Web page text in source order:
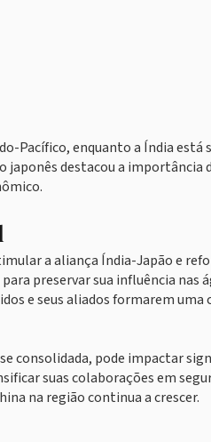
Pacífico, enquanto a Índia está
destacou a importância
a aliança Índia-Japão e
preservar sua influência nas
e seus aliados formarem uma
consolidada, pode impactar
suas colaborações em
na região continua a crescer.